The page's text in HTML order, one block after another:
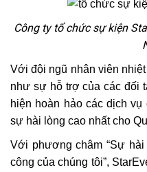
Công ty tổ chức sự kiện
Với đội ngũ nhân viên
như sự hỗ trợ của các đối
hiện hoàn hảo các dịch
sự hài lòng cao nhất cho
Với phương châm “Sự
công của chúng tôi”,